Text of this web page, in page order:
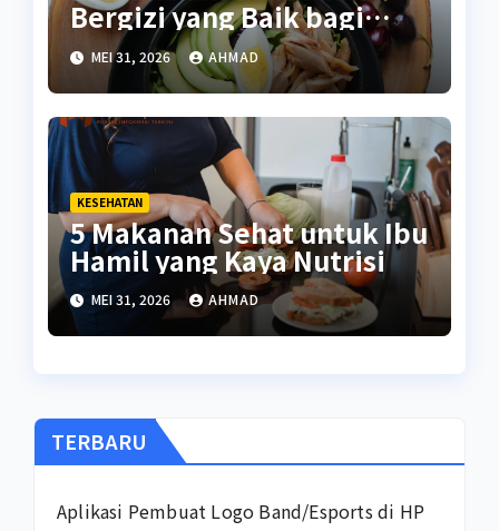
Bergizi yang Baik bagi
Tubuh
MEI 31, 2026 AHMAD
KESEHATAN
5 Makanan Sehat untuk Ibu
Hamil yang Kaya Nutrisi
MEI 31, 2026 AHMAD
TERBARU
Aplikasi Pembuat Logo Band/Esports di HP